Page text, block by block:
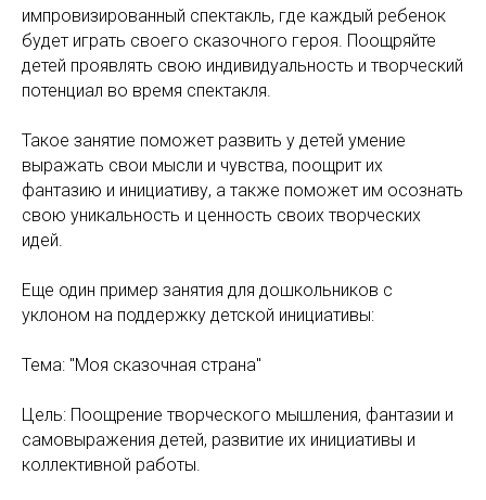
импровизированный спектакль, где каждый ребенок
будет играть своего сказочного героя. Поощряйте
детей проявлять свою индивидуальность и творческий
потенциал во время спектакля.
Такое занятие поможет развить у детей умение
выражать свои мысли и чувства, поощрит их
фантазию и инициативу, а также поможет им осознать
свою уникальность и ценность своих творческих
идей.
Еще один пример занятия для дошкольников с
уклоном на поддержку детской инициативы:
Тема: "Моя сказочная страна"
Цель: Поощрение творческого мышления, фантазии и
самовыражения детей, развитие их инициативы и
коллективной работы.